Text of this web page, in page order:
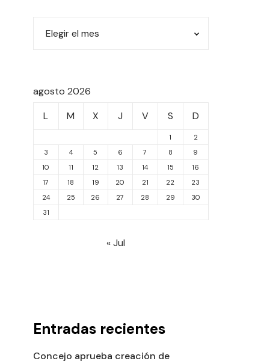
agosto 2026
L
M X J V S D
1
2
3
4 5 6 7 8
9
10
11 12 13 14 15
16
17
18 19 20 21 22
23
24
25 26 27 28 29
30
31
« Jul
Entradas recientes
Concejo aprueba creación de